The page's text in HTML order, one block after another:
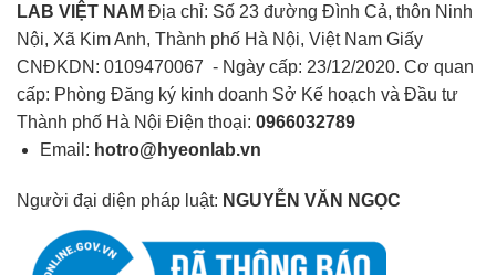
LAB VIỆT NAM Địa chỉ: Số 23 đường Đình Cả, thôn Ninh
Nội, Xã Kim Anh, Thành phố Hà Nội, Việt Nam Giấy
CNĐKDN: 0109470067 - Ngày cấp: 23/12/2020. Cơ quan
cấp: Phòng Đăng ký kinh doanh Sở Kế hoạch và Đầu tư
Thành phố Hà Nội Điện thoại: 0966032789
Email: hotro@hyeonlab.vn
Người đại diện pháp luật: NGUYỄN VĂN NGỌC